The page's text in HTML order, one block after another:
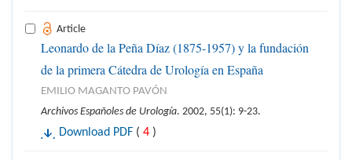
Article
Leonardo de la Peña Díaz (1875-1957) y la fundación
de la primera Cátedra de Urología en España
EMILIO MAGANTO PAVÓN
Archivos Españoles de Urología. 2002, 55(1): 9-23.
Download PDF ( 4 )